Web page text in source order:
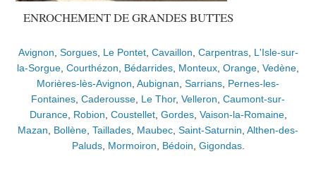
ENROCHEMENT DE GRANDES BUTTES
Avignon, Sorgues, Le Pontet, Cavaillon, Carpentras, L'Isle-sur-
la-Sorgue, Courthézon, Bédarrides, Monteux, Orange, Vedène,
Morières-lès-Avignon, Aubignan, Sarrians, Pernes-les-
Fontaines, Caderousse, Le Thor, Velleron, Caumont-sur-
Durance, Robion, Coustellet, Gordes, Vaison-la-Romaine,
Mazan, Bollène, Taillades, Maubec, Saint-Saturnin, Althen-des-
Paluds, Mormoiron, Bédoin, Gigondas.